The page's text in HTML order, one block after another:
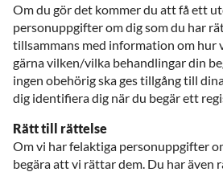
Om du gör det kommer du att få ett
personuppgifter om dig som du har
tillsammans med information om hur
gärna vilken/vilka behandlingar din
ingen obehörig ska ges tillgång till
dig identifiera dig när du begär ett
Rätt till rättelse
Om vi har felaktiga personuppgifter
begära att vi rättar dem. Du har även